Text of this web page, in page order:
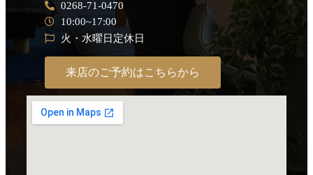
0268-71-0470
10:00~17:00
火・水曜日定休日
来店のご予約はこちらから